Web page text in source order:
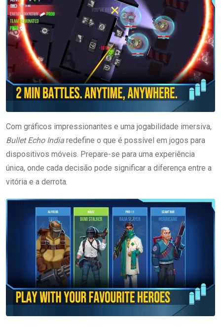
Com gráficos impressionantes e uma jogabilidade imersiva,
Bullet Echo India redefine o que é possível em jogos para
dispositivos móveis. Prepare-se para uma experiência
única, onde cada decisão pode significar a diferença entre a
vitória e a derrota.